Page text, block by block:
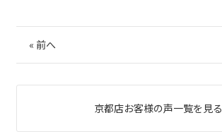
« 前へ
京都店お客様の声一覧を見る